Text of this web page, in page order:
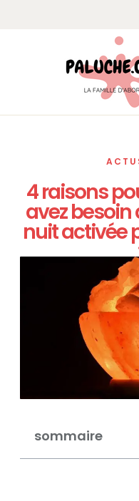
4 raisons
avez besoin
nuit activée
sommaire